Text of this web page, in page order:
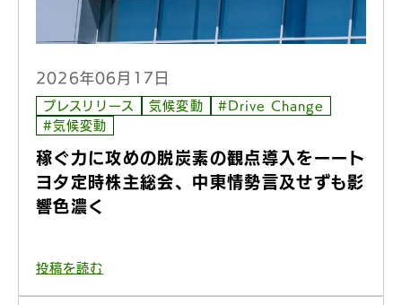
2026年06月17日
プレスリリース 気候変動
#Drive Change
#気候変動
稼ぐ力に攻めの脱炭素の観点導入をーート
ヨタ定時株主総会、中東情勢言及せずも影
響色濃く
投稿を読む